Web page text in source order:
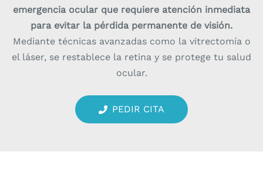
emergencia ocular que requiere atención inmediata
para evitar la pérdida permanente de visión.
Mediante técnicas avanzadas como la vitrectomía o
el láser, se restablece la retina y se protege tu salud
ocular.
PEDIR CITA